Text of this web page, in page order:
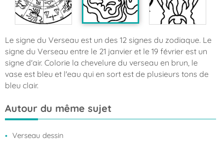
Le signe du Verseau est un des 12 signes du zodiaque. Le
signe du Verseau entre le 21 janvier et le 19 février est un
signe d'air. Colorie la chevelure du verseau en brun, le
vase est bleu et l'eau qui en sort est de plusieurs tons de
bleu clair.
Autour du même sujet
Verseau dessin